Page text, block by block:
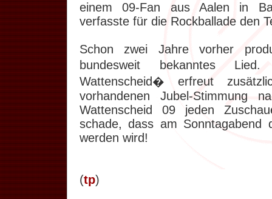
einem 09-Fan aus Aalen in
verfasste für die Rockballade den
Schon zwei Jahre vorher
bundesweit bekanntes
Wattenscheid� erfreut
vorhandenen Jubel-Stimmung
Wattenscheid 09 jeden
schade, dass am Sonntagabend
werden wird!
(tp)